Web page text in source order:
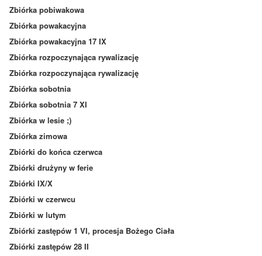
Zbiórka pobiwakowa
Zbiórka powakacyjna
Zbiórka powakacyjna 17 IX
Zbiórka rozpoczynająca rywalizację
Zbiórka rozpoczynająca rywalizację
Zbiórka sobotnia
Zbiórka sobotnia 7 XI
Zbiórka w lesie ;)
Zbiórka zimowa
Zbiórki do końca czerwca
Zbiórki drużyny w ferie
Zbiórki IX/X
Zbiórki w czerwcu
Zbiórki w lutym
Zbiórki zastępów 1 VI, procesja Bożego Ciała
Zbiórki zastępów 28 II